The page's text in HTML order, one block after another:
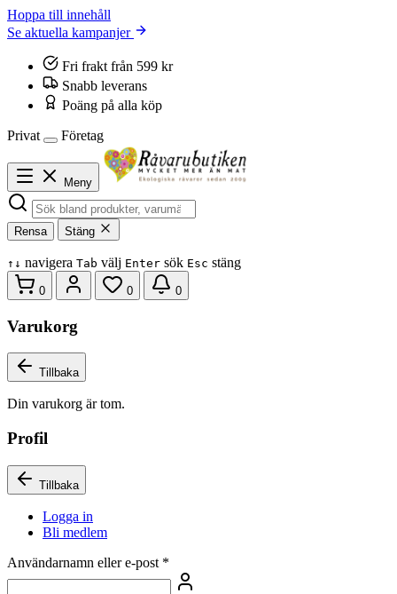
Hoppa till innehåll
Se aktuella kampanjer
Fri frakt från 599 kr
Snabb leverans
Poäng på alla köp
Privat
Företag
Meny
Rensa Stäng
↑ ↓ navigera Tab välj Enter sök Esc stäng
0 0 0
Varukorg
Tillbaka
Din varukorg är tom.
Profil
Tillbaka
Logga in
Bli medlem
Användarnamn eller e-post *